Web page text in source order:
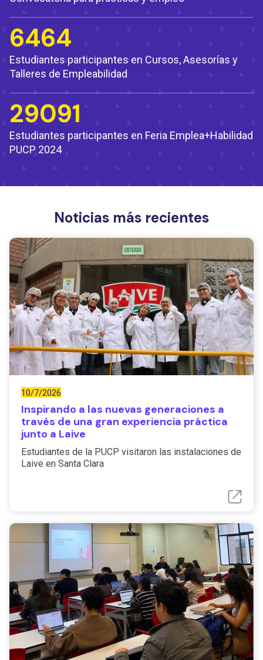
6464
Estudiantes participantes en Cursos, Asesorías y
Talleres de Empleabilidad
29091
Estudiantes participantes en Feria Emplea+Habilidad
PUCP 2024
Noticias más recientes
10/7/2026
Inspirando a las nuevas generaciones a
través de una gran experiencia práctica
junto a Laive
Estudiantes de la PUCP visitaron las instalaciones de
Laive en Santa Clara